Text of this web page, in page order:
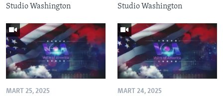
Studio Washington Studio Washington
MART 25, 2025 MART 24, 2025